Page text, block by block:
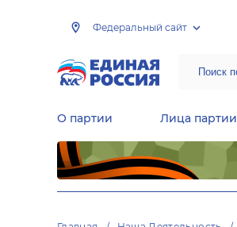
Федеральный сайт
О партии Лица партии